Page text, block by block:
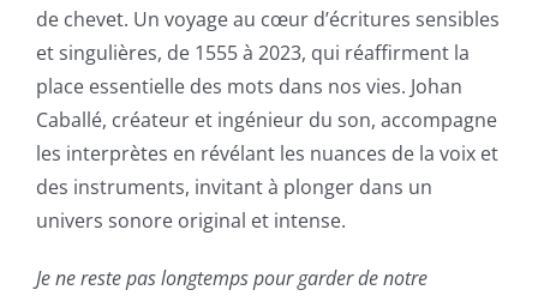
de chevet. Un voyage au cœur d’écritures sensibles
et singulières, de 1555 à 2023, qui réaffirment la
place essentielle des mots dans nos vies. Johan
Caballé, créateur et ingénieur du son, accompagne
les interprètes en révélant les nuances de la voix et
des instruments, invitant à plonger dans un
univers sonore original et intense.
Je ne reste pas longtemps pour garder de notre